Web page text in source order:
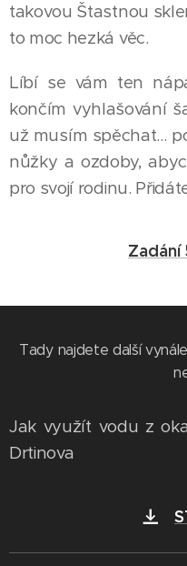
takovou Štastnou
to moc hezká věc.
Líbí se vám ten
končím vyhlašování
už musím spěchat...
nůžky a ozdoby,
pro svojí rodinu.
Tady najdete další
Jak využít vodu z
Drtinova